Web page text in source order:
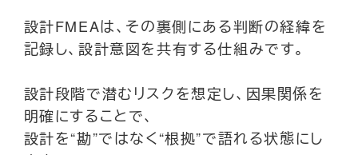
設計FMEAは、その裏側にある判断の経緯を
記録し、設計意図を共有する仕組みです。
設計段階で潜むリスクを想定し、因果関係を
明確にすることで、
設計を“勘”ではなく“根拠”で語れる状態にし